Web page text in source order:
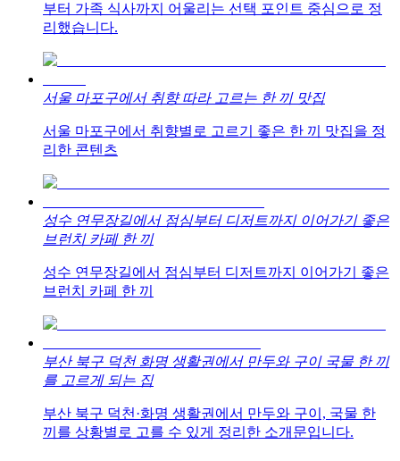
부터 가족 식사까지 어울리는 선택 포인트 중심으로 정
리했습니다.
서울 마포구에서 취향 따라 고르는 한 끼 맛집
서울 마포구에서 취향별로 고르기 좋은 한 끼 맛집을 정
리한 콘텐츠
성수 연무장길에서 점심부터 디저트까지 이어가기 좋은
브런치 카페 한 끼
성수 연무장길에서 점심부터 디저트까지 이어가기 좋은
브런치 카페 한 끼
부산 북구 덕천 화명 생활권에서 만두와 구이 국물 한 끼
를 고르게 되는 집
부산 북구 덕천·화명 생활권에서 만두와 구이, 국물 한
끼를 상황별로 고를 수 있게 정리한 소개문입니다.